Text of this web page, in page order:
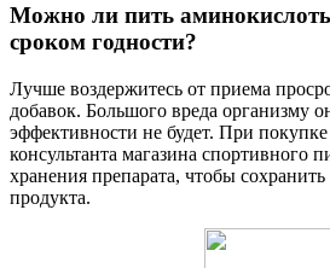
Можно ли пить
сроком годности?
Лучше воздержитесь от приема
добавок. Большого вреда организму
эффективности не будет. При
консультанта магазина спортивного
хранения препарата, чтобы
продукта.